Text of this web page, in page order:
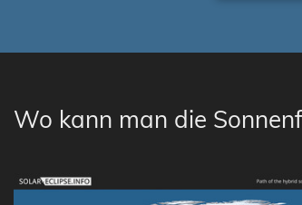
Wo kann man die